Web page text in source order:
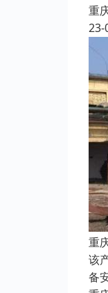
重
23-
重
该
备